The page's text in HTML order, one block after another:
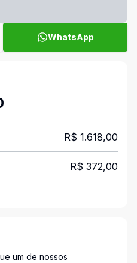
WhatsApp
R$ 1.618,00
R$ 372,00
um de nossos